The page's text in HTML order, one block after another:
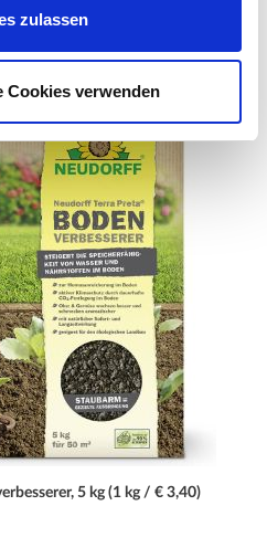
zulassen
Cookies verwenden
5 kg (1 kg / € 3,40)